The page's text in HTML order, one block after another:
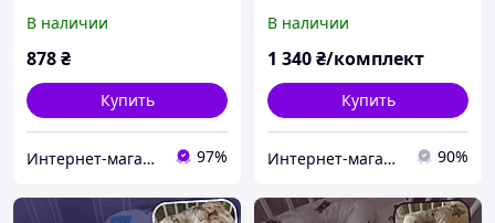
качественное постельное
белье для детей
В наличии
878₴
Купить
Интернет-магазин «Omoda» 97%
ткань
В наличии
1 340₴/комплект
Купить
Интернет-магазин ChicCarry 90%